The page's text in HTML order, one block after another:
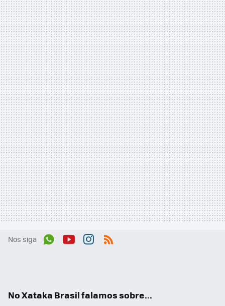
Nos siga
No Xataka Brasil falamos sobre...